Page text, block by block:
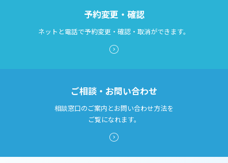
予約変更・確認
ネットと電話で予約変更・確認・取消ができます。
ご相談・お問い合わせ
相談窓口のご案内とお問い合わせ方法を
ご覧になれます。